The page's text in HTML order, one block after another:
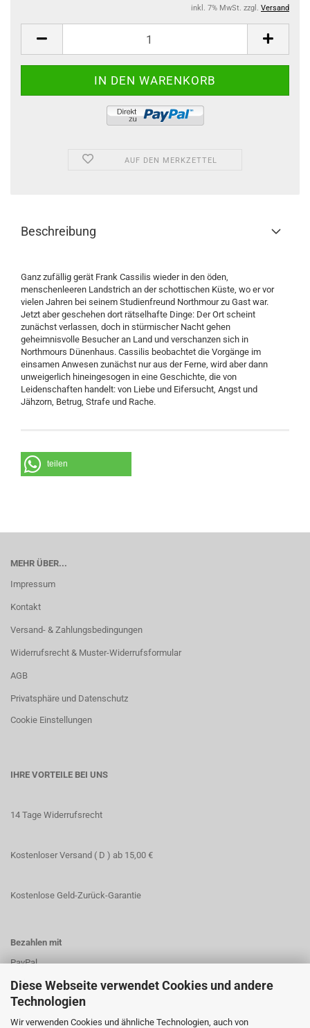
Diese Webseite verwendet Cookies und andere
Technologien
Wir verwenden Cookies und ähnliche Technologien, auch von
inkl. 7% MwSt. zzgl. Versand
AUF DEN MERKZETTEL
Beschreibung
Ganz zufällig gerät Frank Cassilis wieder in den öden,
menschenleeren Landstrich an der schottischen Küste, wo er vor
vielen Jahren bei seinem Studienfreund Northmour zu Gast war.
Jetzt aber geschehen dort rätselhafte Dinge: Der Ort scheint
zunächst verlassen, doch in stürmischer Nacht gehen
geheimnisvolle Besucher an Land und verschanzen sich in
Northmours Dünenhaus. Cassilis beobachtet die Vorgänge im
einsamen Anwesen zunächst nur aus der Ferne, wird aber dann
unweigerlich hineingesogen in eine Geschichte, die von
Leidenschaften handelt: von Liebe und Eifersucht, Angst und
Jähzorn, Betrug, Strafe und Rache.
teilen
MEHR ÜBER...
Impressum
Kontakt
Versand- & Zahlungsbedingungen
Widerrufsrecht & Muster-Widerrufsformular
AGB
Privatsphäre und Datenschutz
Cookie Einstellungen
IHRE VORTEILE BEI UNS
14 Tage Widerrufsrecht
Kostenloser Versand ( D ) ab 15,00 €
Kostenlose Geld-Zurück-Garantie
Bezahlen mit
PayPal
Vorkasse